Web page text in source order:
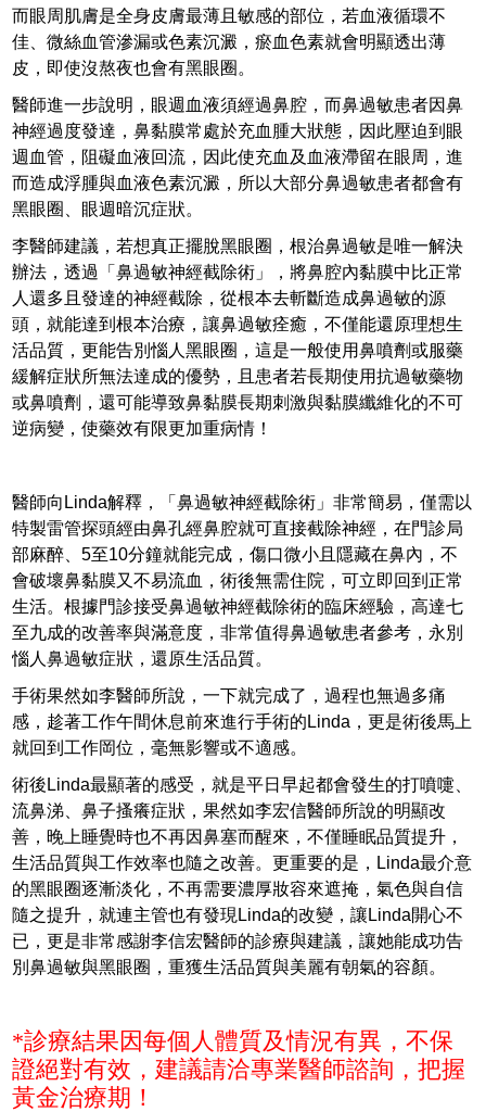
而眼周肌膚是全身皮膚最薄且敏感的部位，若血液循環不
佳、微絲血管滲漏或色素沉澱，瘀血色素就會明顯透出薄
皮，即使沒熬夜也會有黑眼圈。
醫師進一步說明，眼週血液須經過鼻腔，而鼻過敏患者因鼻
神經過度發達，鼻黏膜常處於充血腫大狀態，因此壓迫到眼
週血管，阻礙血液回流，因此使充血及血液滯留在眼周，進
而造成浮腫與血液色素沉澱，所以大部分鼻過敏患者都會有
黑眼圈、眼週暗沉症狀。
李醫師建議，若想真正擺脫黑眼圈，根治鼻過敏是唯一解決
辦法，透過「鼻過敏神經截除術」，將鼻腔內黏膜中比正常
人還多且發達的神經截除，從根本去斬斷造成鼻過敏的源
頭，就能達到根本治療，讓鼻過敏痊癒，不僅能還原理想生
活品質，更能告別惱人黑眼圈，這是一般使用鼻噴劑或服藥
緩解症狀所無法達成的優勢，且患者若長期使用抗過敏藥物
或鼻噴劑，還可能導致鼻黏膜長期刺激與黏膜纖維化的不可
逆病變，使藥效有限更加重病情！
醫師向Linda解釋，「鼻過敏神經截除術」非常簡易，僅需以
特製雷管探頭經由鼻孔經鼻腔就可直接截除神經，在門診局
部麻醉、5至10分鐘就能完成，傷口微小且隱藏在鼻內，不
會破壞鼻黏膜又不易流血，術後無需住院，可立即回到正常
生活。根據門診接受鼻過敏神經截除術的臨床經驗，高達七
至九成的改善率與滿意度，非常值得鼻過敏患者參考，永別
惱人鼻過敏症狀，還原生活品質。
手術果然如李醫師所說，一下就完成了，過程也無過多痛
感，趁著工作午間休息前來進行手術的Linda，更是術後馬上
就回到工作岡位，毫無影響或不適感。
術後Linda最顯著的感受，就是平日早起都會發生的打噴嚏、
流鼻涕、鼻子搔癢症狀，果然如李宏信醫師所說的明顯改
善，晚上睡覺時也不再因鼻塞而醒來，不僅睡眠品質提升，
生活品質與工作效率也隨之改善。更重要的是，Linda最介意
的黑眼圈逐漸淡化，不再需要濃厚妝容來遮掩，氣色與自信
隨之提升，就連主管也有發現Linda的改變，讓Linda開心不
已，更是非常感謝李信宏醫師的診療與建議，讓她能成功告
別鼻過敏與黑眼圈，重獲生活品質與美麗有朝氣的容顏。
*診療結果因每個人體質及情況有異，不保
證絕對有效，建議請洽專業醫師諮詢，把握
黃金治療期！